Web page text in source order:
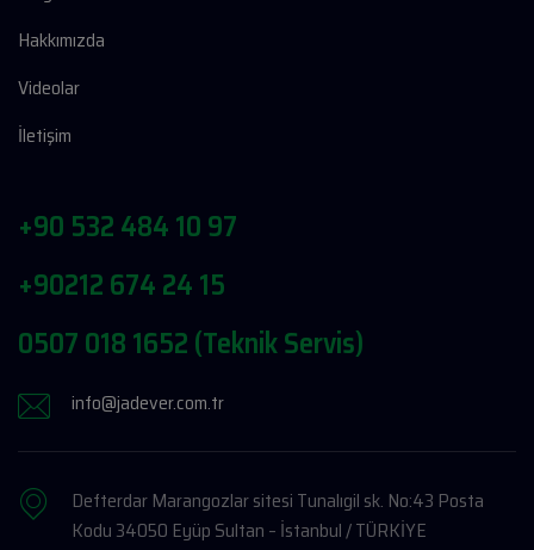
Hakkımızda
Videolar
İletişim
+90 532 484 10 97
+90212 674 24 15
0507 018 1652 (Teknik Servis)
info@jadever.com.tr
Defterdar Marangozlar sitesi Tunalıgil sk. No:43 Posta
Kodu 34050 Eyüp Sultan – İstanbul / TÜRKİYE